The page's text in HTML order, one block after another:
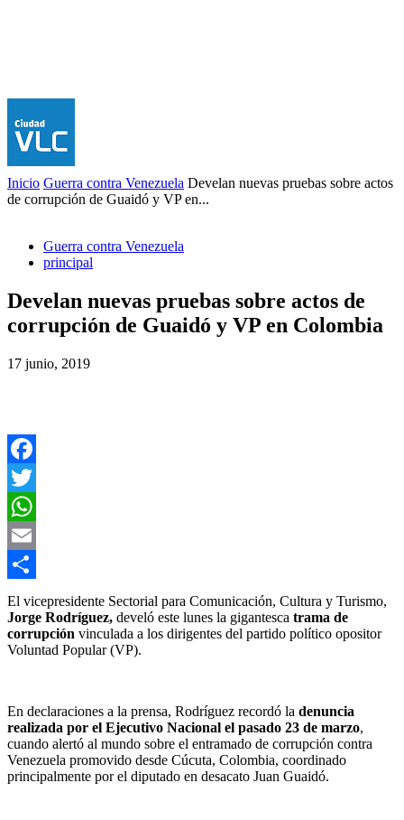
Inicio Guerra contra Venezuela Develan nuevas pruebas sobre actos
de corrupción de Guaidó y VP en...
Guerra contra Venezuela
principal
Develan nuevas pruebas sobre actos de
corrupción de Guaidó y VP en Colombia
17 junio, 2019
Facebook
Twitter
WhatsApp
Email
Compartir
El vicepresidente Sectorial para Comunicación, Cultura y Turismo,
Jorge Rodríguez, develó este lunes la gigantesca trama de
corrupción vinculada a los dirigentes del partido político opositor
Voluntad Popular (VP).
En declaraciones a la prensa, Rodríguez recordó la denuncia
realizada por el Ejecutivo Nacional el pasado 23 de marzo,
cuando alertó al mundo sobre el entramado de corrupción contra
Venezuela promovido desde Cúcuta, Colombia, coordinado
principalmente por el diputado en desacato Juan Guaidó.